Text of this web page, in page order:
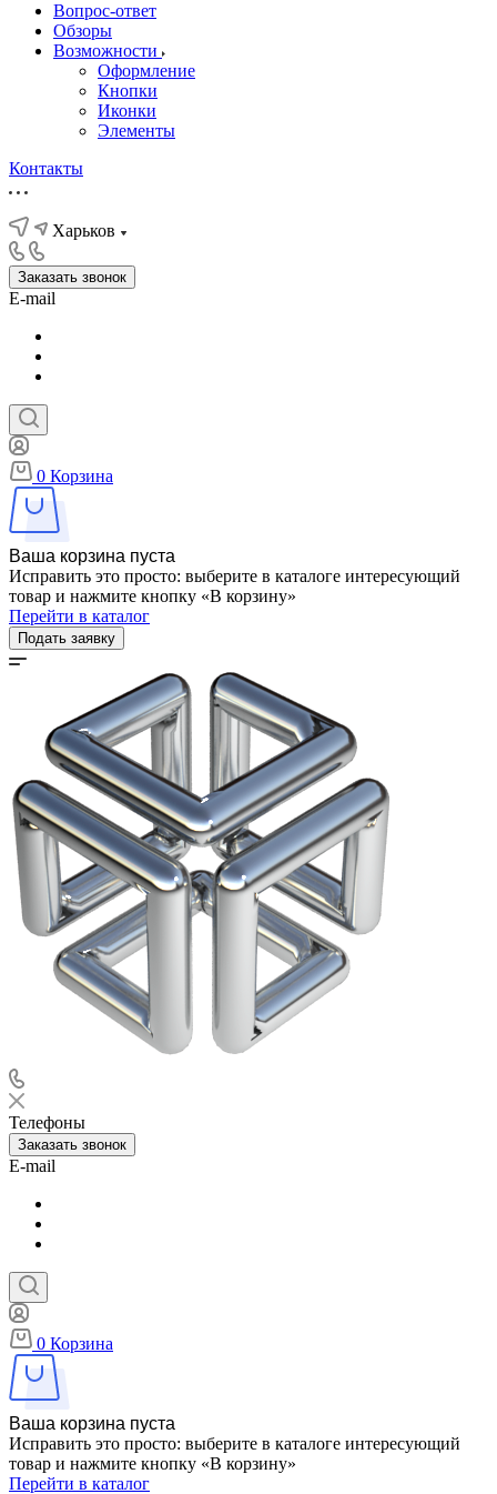
Вопрос-ответ
Обзоры
Возможности
Оформление
Кнопки
Иконки
Элементы
Контакты
Харьков
Заказать звонок
E-mail
0 Корзина
Ваша корзина пуста
Исправить это просто: выберите в каталоге интересующий
товар и нажмите кнопку «В корзину»
Перейти в каталог
Подать заявку
Телефоны
Заказать звонок
E-mail
0 Корзина
Ваша корзина пуста
Исправить это просто: выберите в каталоге интересующий
товар и нажмите кнопку «В корзину»
Перейти в каталог